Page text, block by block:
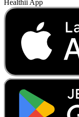
Healthii App